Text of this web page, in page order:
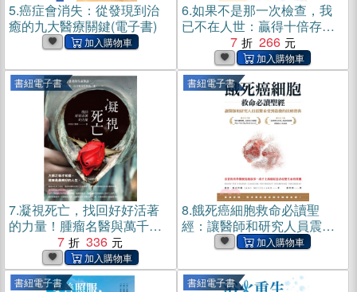
5.癌症會消失：從發現到治
癒的九大醫療關鍵(電子書)
6.如果不是那一次檢查，我
已不在人世：贏得十倍存活
率的癌症真相(電子書)
7 266
書紐電子書
7.凝視死亡，找回好好活著
的力量！腫瘤名醫與萬千患
者的生命對話，帶你領略生
活的意義、活出精采的預後
人生(電子書)
7 336
書紐電子書
8.餓死癌細胞救命必讀聖
經：讓醫師和研究人員震驚
並受到啟發的抗癌寶典(電子
書紐電子書 書紐電子書